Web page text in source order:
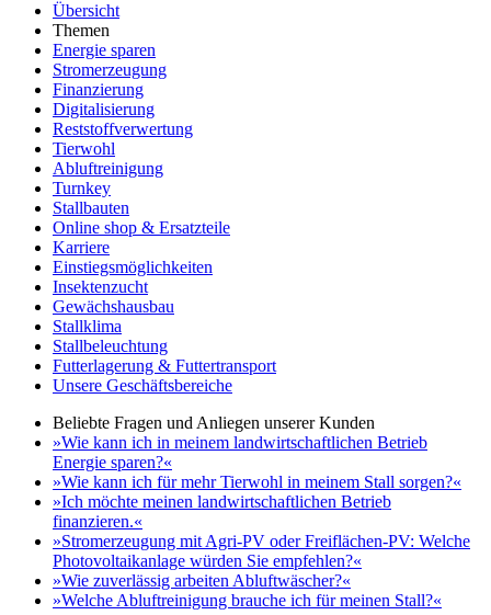
Übersicht
Themen
Energie sparen
Stromerzeugung
Finanzierung
Digitalisierung
Reststoffverwertung
Tierwohl
Abluftreinigung
Turnkey
Stallbauten
Online shop & Ersatzteile
Karriere
Einstiegsmöglichkeiten
Insektenzucht
Gewächshausbau
Stallklima
Stallbeleuchtung
Futterlagerung & Futtertransport
Unsere Geschäftsbereiche
Beliebte Fragen und Anliegen unserer Kunden
»Wie kann ich in meinem landwirtschaftlichen Betrieb
Energie sparen?«
»Wie kann ich für mehr Tierwohl in meinem Stall sorgen?«
»Ich möchte meinen landwirtschaftlichen Betrieb
finanzieren.«
»Stromerzeugung mit Agri-PV oder Freiflächen-PV: Welche
Photovoltaikanlage würden Sie empfehlen?«
»Wie zuverlässig arbeiten Abluftwäscher?«
»Welche Abluftreinigung brauche ich für meinen Stall?«